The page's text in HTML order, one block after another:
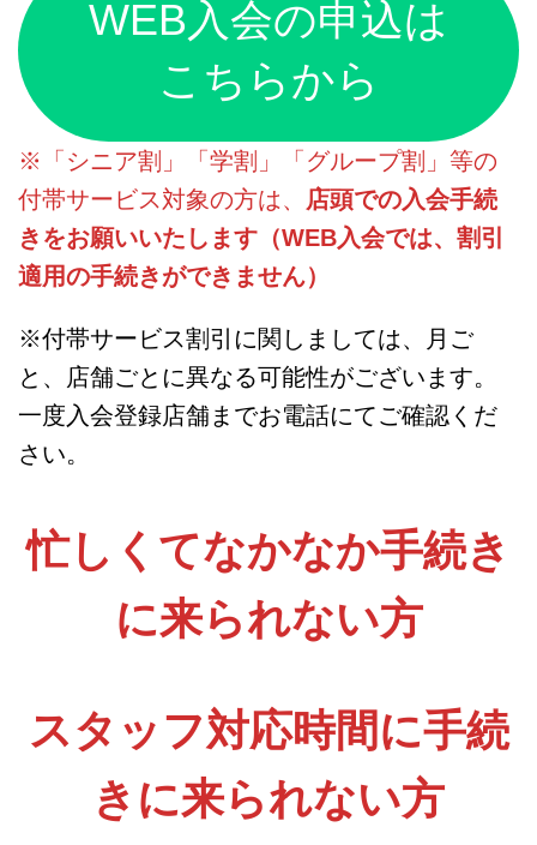
WEB入会の申込は
こちらから
※「シニア割」「学割」「グループ割」等の
付帯サービス対象の方は、 店頭での入会手続
きをお願いいたします（WEB入会では、割引
適用の手続きができません）
※付帯サービス割引に関しましては、月ご
と、店舗ごとに異なる可能性がございます。
一度入会登録店舗までお電話にてご確認くだ
さい。
忙しくてなかなか手続き
に来られない方
スタッフ対応時間に手続
きに来られない方